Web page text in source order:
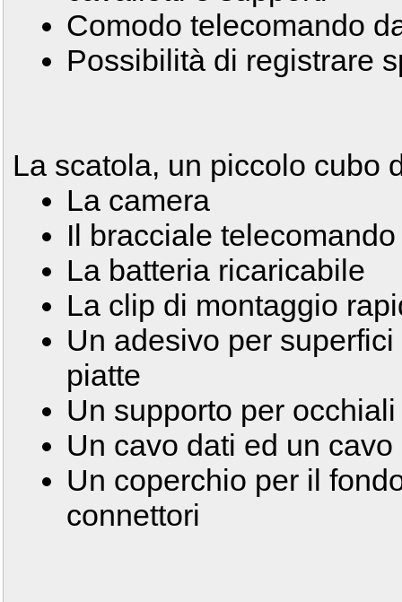
Comodo telecomando
Possibilità di registrare
La scatola, un piccolo cubo
La camera
Il bracciale telecomando
La batteria ricaricabile
La clip di montaggio
Un adesivo per
piatte
Un supporto per
Un cavo dati ed un
Un coperchio per il
connettori